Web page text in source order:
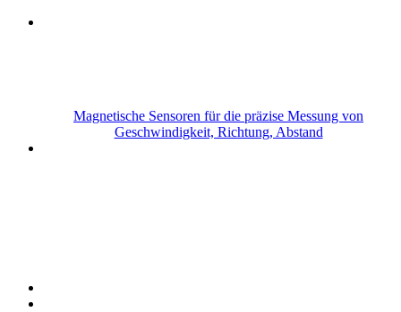
Magnetische Sensoren für die präzise Messung von
Geschwindigkeit, Richtung, Abstand